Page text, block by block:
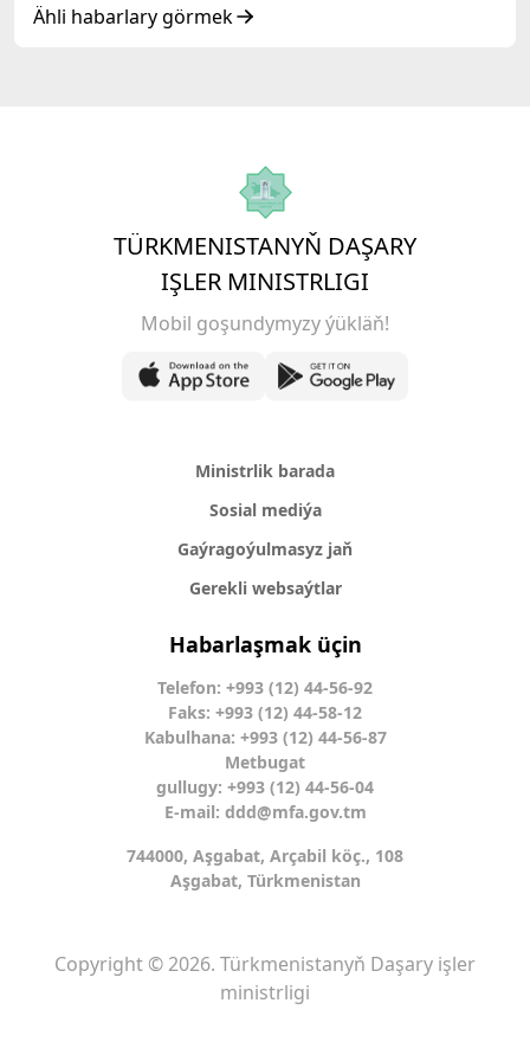
Ähli habarlary görmek
TÜRKMENISTANYŇ DAŞARY
IŞLER MINISTRLIGI
Mobil goşundymyzy ýükläň!
Ministrlik barada
Sosial mediýa
Gaýragoýulmasyz jaň
Gerekli websaýtlar
Habarlaşmak üçin
Telefon: +993 (12) 44-56-92
Faks: +993 (12) 44-58-12
Kabulhana: +993 (12) 44-56-87
Metbugat
gullugy: +993 (12) 44-56-04
E-mail: ddd@mfa.gov.tm
744000, Aşgabat, Arçabil köç., 108
Aşgabat, Türkmenistan
Copyright © 2026. Türkmenistanyň Daşary işler
ministrligi